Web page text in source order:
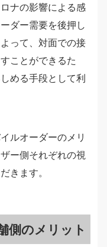
ナの影響による感
ダー需要を後押し
って、対面での接
ことができるた
める手段として利
ルオーダーのメリ
ー側それぞれの視
きます。
側のメリット